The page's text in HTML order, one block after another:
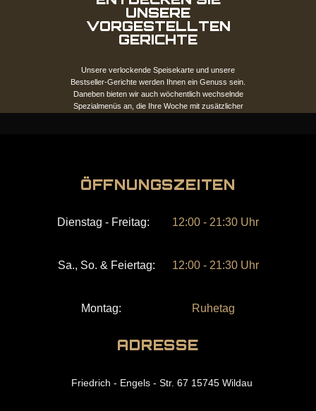
UNSERE
VORGESTELLTEN
GERICHTE
Unsere verlockende Speisekarte und unsere
Bestseller-Gerichte werden Ihnen ein Genuss sein.
Daneben bieten wir auch wöchentlich wechselnde
Spezialmenüs an, die Ihre Woche mit zusätzlicher
Ansicht-Menü
ÖFFNUNGSZEITEN
Dienstag - Freitag: 12:00 - 21:30 Uhr
Sa., So. & Feiertag: 12:00 - 21:30 Uhr
Montag: Ruhetag
ADRESSE
Friedrich - Engels - Str. 67 15745 Wildau